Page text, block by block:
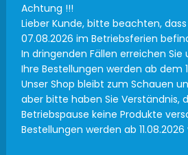
Achtung !!!
Lieber Kunde, bitte beachten,
07.08.2026 im Betriebsferien
In dringenden Fällen erreichen Sie
Ihre Bestellungen werden ab dem
Unser Shop bleibt zum Schauen
aber bitte haben Sie Verständnis,
Betriebspause keine Produkte
Bestellungen werden ab